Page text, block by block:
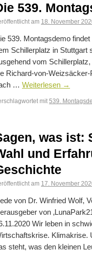
539.
am 18. November
539. Montagsdemo
Schillerplatz in Stuttgart
vom
Richard-von-
… Weiterlesen →
mit 539.
was ist:
und
am 17. November
von Dr. Winfried Wolf,
von
Wir leben in
Klimakrise.
steht, was den kleinen